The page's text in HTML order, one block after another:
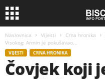
Naslovnica Vijesti Crna hronika
Visokog: Armin je pokušavao...
VIJESTI CRNA HRONIKA
Čovjek koji